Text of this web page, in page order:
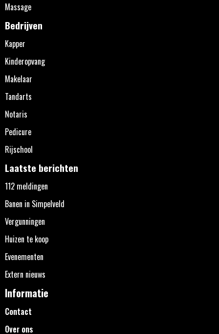
Massage
Bedrijven
Kapper
Kinderopvang
Makelaar
Tandarts
Notaris
Pedicure
Rijschool
Laatste berichten
112 meldingen
Banen in Simpelveld
Vergunningen
Huizen te koop
Evenementen
Extern nieuws
Informatie
Contact
Over ons